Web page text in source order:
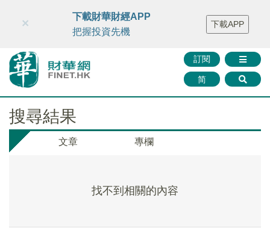
財華智庫網 FINTV FINMETA 財華證券 媒體矩陣
智庫沙龍
聯絡我們
訂閱
简
×
下載財華財經APP
把握投資先機
下載APP
搜尋結果
文章 專欄
找不到相關的內容